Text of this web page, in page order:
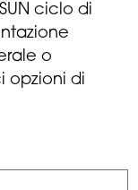
ciclo di
o
opzioni di